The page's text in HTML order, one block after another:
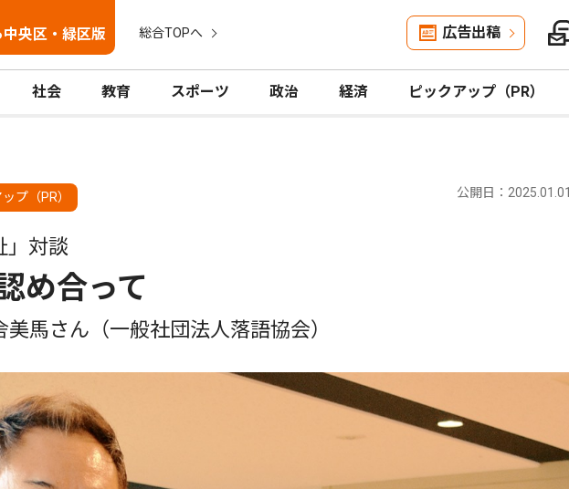
中央区・緑区版 総合TOPへ 広告出稿
社会 教育 スポーツ 政治 経済 ピックアップ（PR）
プ（PR） 公開日：2025.01.01
」対談
め合って
馬さん（一般社団法人落語協会）